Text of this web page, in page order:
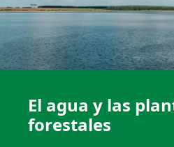
El agua y las
forestales